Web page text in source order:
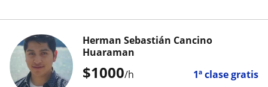
$1000/h 1ª clase gratis
Herman Sebastián Cancino
Huaraman